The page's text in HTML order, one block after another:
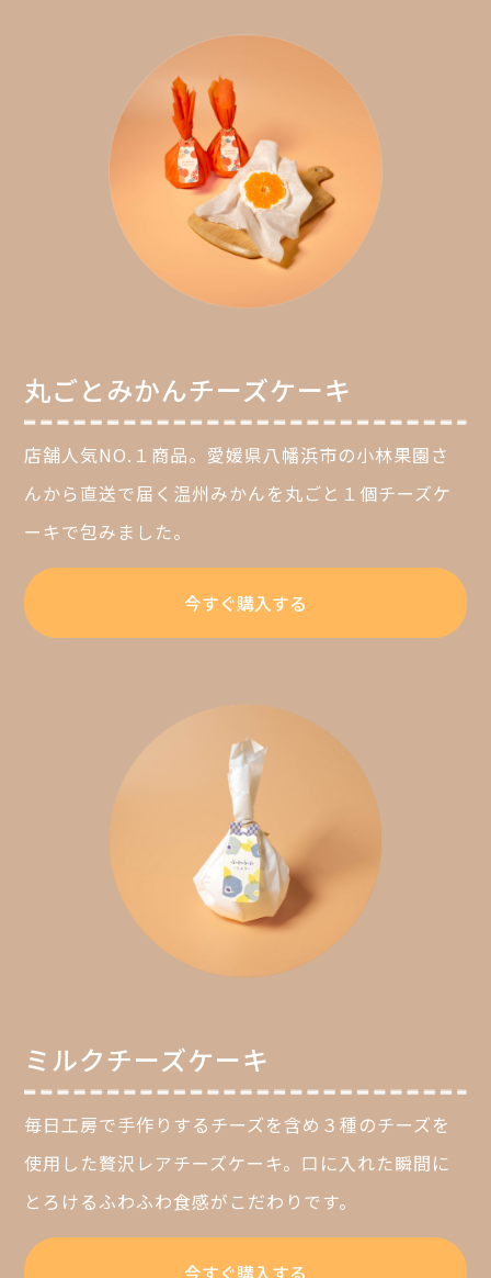
丸ごとみかんチーズケーキ
店舗人気NO.１商品。愛媛県八幡浜市の小林果園さ
んから直送で届く温州みかんを丸ごと１個チーズケ
ーキで包みました。
今すぐ購入する
ミルクチーズケーキ
毎日工房で手作りするチーズを含め３種のチーズを
使用した贅沢レアチーズケーキ。口に入れた瞬間に
とろけるふわふわ食感がこだわりです。
今すぐ購入する